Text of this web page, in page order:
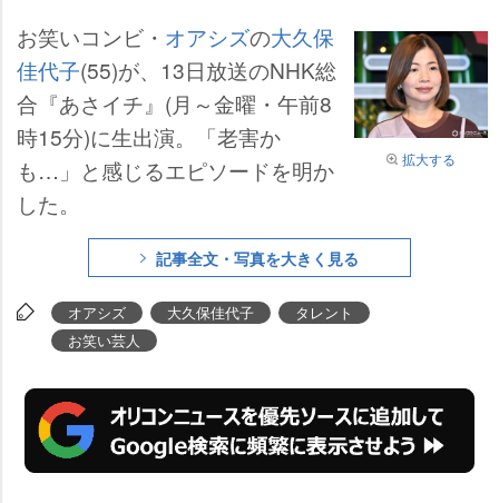
拡大する
お笑いコンビ・ オアシズの大久保
佳代子(55)が、13日放送のNHK総
合『あさイチ』(月～金曜・午前8
時15分)に生出演。「老害か
も…」と感じるエピソードを明か
した。
記事全文・写真を大きく見る
オアシズ 大久保佳代子
タレント
お笑い芸人